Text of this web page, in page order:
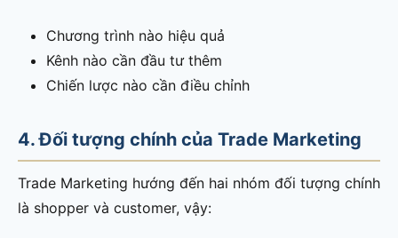
Chương trình nào hiệu quả
Kênh nào cần đầu tư thêm
Chiến lược nào cần điều chỉnh
4. Đối tượng chính của Trade Marketing
Trade Marketing hướng đến hai nhóm đối tượng chính
là shopper và customer, vậy: